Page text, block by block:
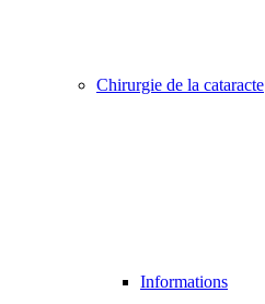
Chirurgie de la cataracte
Informations